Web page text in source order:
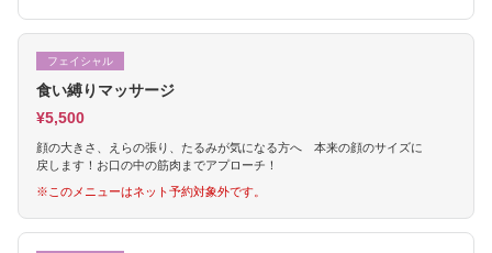
フェイシャル
食い縛りマッサージ
¥5,500
顔の大きさ、えらの張り、たるみが気になる方へ 本来の顔のサイズに
戻します！お口の中の筋肉までアプローチ！
※このメニューはネット予約対象外です。